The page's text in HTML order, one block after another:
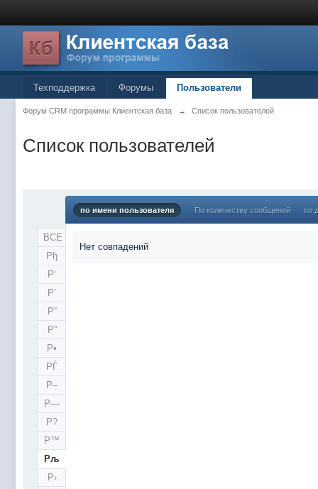
Техподдержка Форумы Пользователи
Форум CRM программы Клиентская база → Список пользователей
Список пользователей
ВСЕ
Рђ
Р‘
Р’
Р“
Р”
Р•
РЃ
Р–
Р—
Р?
Р™
Рљ
Р›
по имени пользователя По количеству сообщений по
Нет совпадений